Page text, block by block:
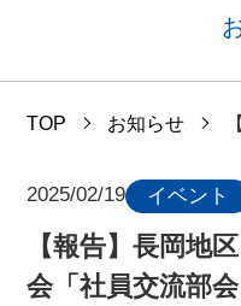
TOP お知らせ
2025/02/19 イベント
【報告】長岡地
会「社員交流部